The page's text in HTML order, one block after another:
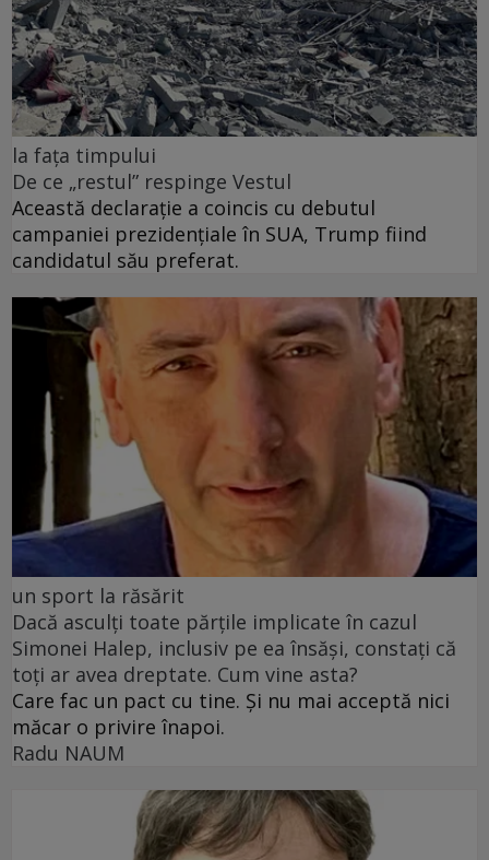
la fața timpului
De ce „restul” respinge Vestul
Această declarație a coincis cu debutul
campaniei prezidențiale în SUA, Trump fiind
candidatul său preferat.
un sport la răsărit
Dacă asculți toate părțile implicate în cazul
Simonei Halep, inclusiv pe ea însăși, constați că
toți ar avea dreptate. Cum vine asta?
Care fac un pact cu tine. Și nu mai acceptă nici
măcar o privire înapoi.
Radu NAUM